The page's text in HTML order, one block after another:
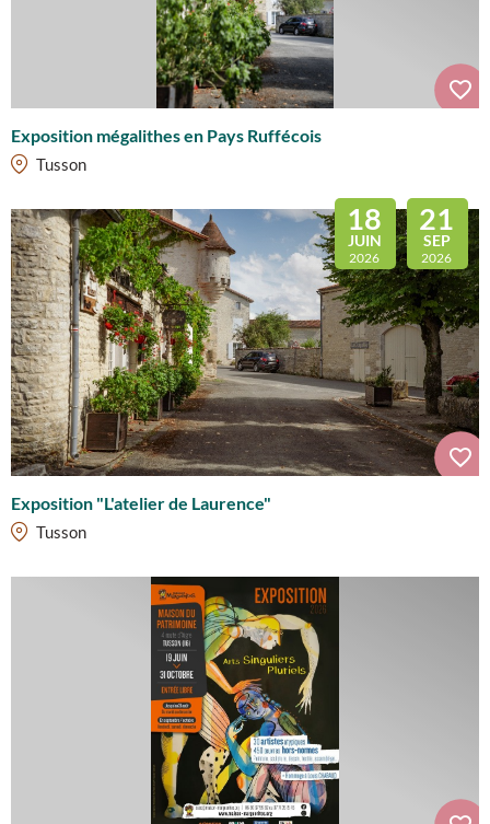
Exposition mégalithes en Pays Ruffécois
Tusson
18
JUIN
2026
21
SEP
2026
Exposition "L'atelier de Laurence"
Tusson